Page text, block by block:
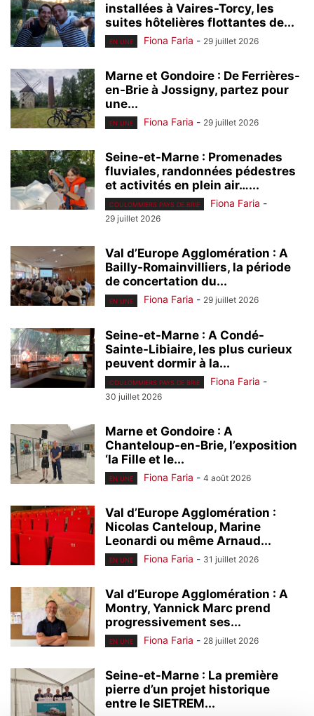
installées à Vaires-Torcy, les
suites hôtelières flottantes de...
EN UNE Fiona Faria - 29 juillet 2026
Marne et Gondoire : De Ferrières-
en-Brie à Jossigny, partez pour
une...
EN UNE Fiona Faria - 29 juillet 2026
Seine-et-Marne : Promenades
fluviales, randonnées pédestres
et activités en plein air…...
COULOMMIERS PAYS DE BRIE Fiona Faria -
29 juillet 2026
Val d’Europe Agglomération : A
Bailly-Romainvilliers, la période
de concertation du...
EN UNE Fiona Faria - 29 juillet 2026
Seine-et-Marne : A Condé-
Sainte-Libiaire, les plus curieux
peuvent dormir à la...
COULOMMIERS PAYS DE BRIE Fiona Faria -
30 juillet 2026
Marne et Gondoire : A
Chanteloup-en-Brie, l’exposition
‘la Fille et le...
EN UNE Fiona Faria - 4 août 2026
Val d’Europe Agglomération :
Nicolas Canteloup, Marine
Leonardi ou même Arnaud...
EN UNE Fiona Faria - 31 juillet 2026
Val d’Europe Agglomération : A
Montry, Yannick Marc prend
progressivement ses...
EN UNE Fiona Faria - 28 juillet 2026
Seine-et-Marne : La première
pierre d’un projet historique
entre le SIETREM...